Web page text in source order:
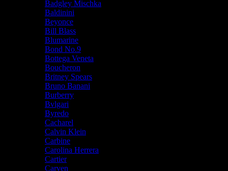
Badgley Mischka
Baldinini
Beyonce
Bill Blass
Blumarine
Bond No.9
Bottega Veneta
Boucheron
Britney Spears
Bruno Banani
Burberry
Bvlgari
Byredo
Cacharel
Calvin Klein
Carbine
Carolina Herrera
Cartier
Carven